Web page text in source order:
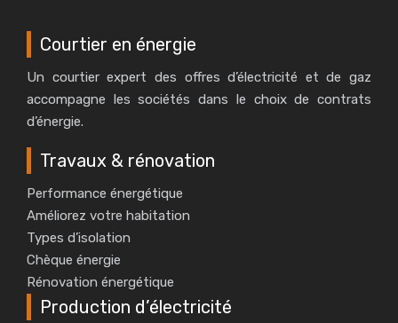
Courtier en énergie
Un courtier expert des offres d’électricité et de gaz
accompagne les sociétés dans le choix de contrats
d’énergie.
Travaux & rénovation
Performance énergétique
Améliorez votre habitation
Types d’isolation
Chèque énergie
Rénovation énergétique
Production d’électricité